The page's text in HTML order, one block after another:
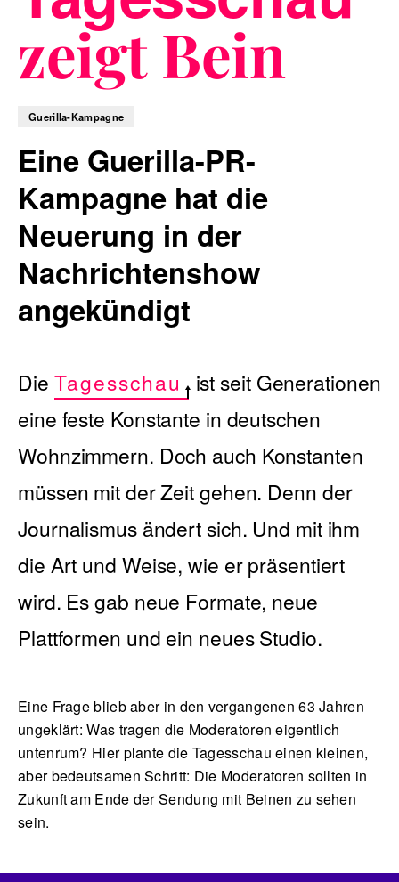
Blog
Nachhaltigkeit
f_LAB
Kontakt
English
zeigt Bein
Guerilla-Kampagne
Eine Guerilla-PR-
Kampagne hat die
Neuerung in der
Nachrichtenshow
angekündigt
Die Tagesschau ist seit Generationen
eine feste Konstante in deutschen
Wohnzimmern. Doch auch Konstanten
müssen mit der Zeit gehen. Denn der
Journalismus ändert sich. Und mit ihm
die Art und Weise, wie er präsentiert
wird. Es gab neue Formate, neue
Plattformen und ein neues Studio.
Eine Frage blieb aber in den vergangenen 63 Jahren
ungeklärt: Was tragen die Moderatoren eigentlich
untenrum? Hier plante die Tagesschau einen kleinen,
aber bedeutsamen Schritt: Die Moderatoren sollten in
Zukunft am Ende der Sendung mit Beinen zu sehen
sein.